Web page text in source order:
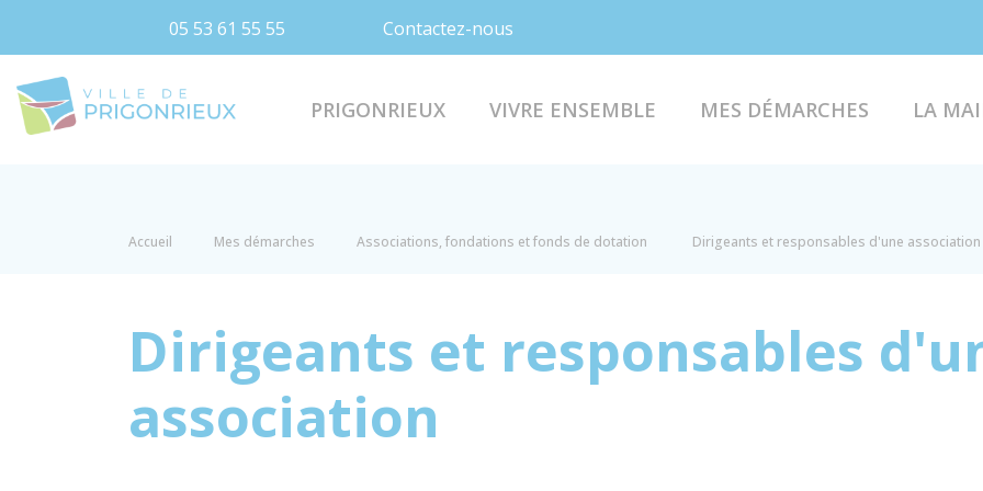
05 53 61 55 55 Contactez-nous
PRIGONRIEUX VIVRE ENSEMBLE MES DÉMARCHES LA
Accueil Mes démarches Associations, fondations et fonds de dotation Dirigeants et responsables d'une association
Dirigeants et responsables
association